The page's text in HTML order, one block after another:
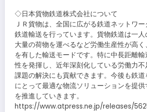
◇日本貨物鉄道株式会社について
ＪＲ貨物は、全国に広がる鉄道ネットワ
鉄道輸送を行っています。貨物鉄道は一
大量の荷物を運べるなど労働生産性が高
を有した輸送モードです。特に中長距離
性を発揮し、近年深刻化している労働力
課題の解決にも貢献できます。今後も鉄
にとって最適な物流ソリューションを提
を推進していきます。
https://www.atpress.ne.jp/releases/